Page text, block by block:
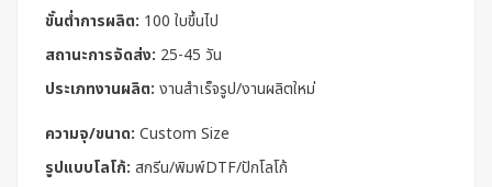
ขั้นต่ำการผลิต: 100 ใบขึ้นไป
สถานะการจัดส่ง: 25-45 วัน
ประเภทงานผลิต: งานสำเร็จรูป/งานผลิตใหม่
ความจุ/ขนาด: Custom Size
รูปแบบโลโก้: สกรีน/พิมพ์DTF/ปักโลโก้